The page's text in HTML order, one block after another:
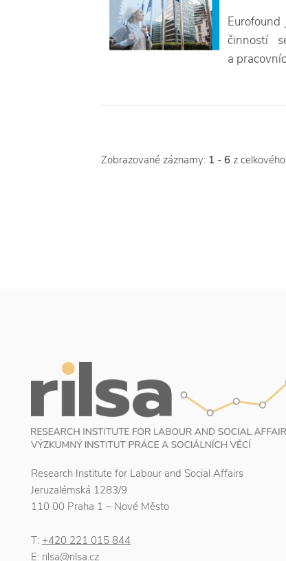
činností
a
Zobrazované záznamy: 1 - 6 z
Research Institute for Labour and Social Affairs
Jeruzalémská 1283/9
110 00 Praha 1 – Nové Město
T: +420 221 015 844
E: rilsa@rilsa.cz